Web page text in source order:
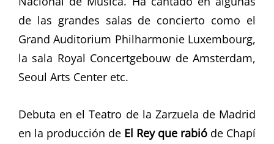
de las grandes salas de concierto como el
Grand Auditorium Philharmonie Luxembourg,
la sala Royal Concertgebouw de Amsterdam,
Seoul Arts Center etc.
Debuta en el Teatro de la Zarzuela de Madrid
en la producción de El Rey que rabió de Chapí